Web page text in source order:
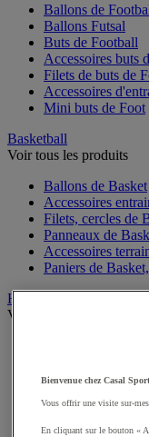
Ballons de
Ballons Futsal
Buts de Football
Accessoires buts
Filets de buts de
Accessoires
Mini buts de Foot
Basketball
Voir tous les produits
Ballons de Basket
Accessoires
Filets, cercles de
Panneaux de
Accessoires
Paniers de
Handball
Voir tous les produits
Filets de but de
Accessoires buts
Sandball
Bienvenue chez Casal Sport
Vous offrir une visite sur-
En cliquant sur le bouton «